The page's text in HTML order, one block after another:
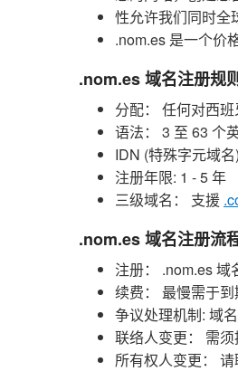
性允许我们同时全
.nom.es 是一个价
.nom.es 域名注册规
分配： 任何对西
语法： 3 至 63 个
IDN (特殊字元域
注册年限: 1 - 5 年
三级域名： 支援
.nom.es 域名注册流
注册： .nom.es 域
续费： 最慢需于
争议处理机制: 域
联络人变更： 需
所有权人变更：